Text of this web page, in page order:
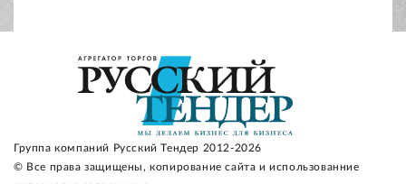
Группа компаний Русский Тендер 2012-2026
© Все права защищены, копирование сайта и использованние